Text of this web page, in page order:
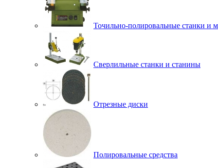
Точильно-полировальные станки и
Сверлильные станки и станины
Отрезные диски
Полировальные средства